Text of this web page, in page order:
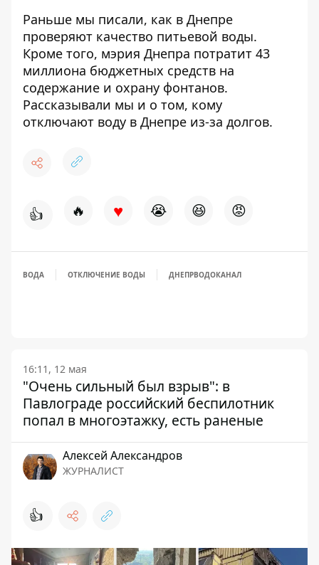
Раньше мы писали, как в Днепре
проверяют качество питьевой воды.
Кроме того, мэрия Днепра потратит 43
миллиона бюджетных средств на
содержание и охрану фонтанов.
Рассказывали мы и о том, кому
отключают воду в Днепре из-за долгов.
👍 🔥 ♥ 😭 😆 😡
ВОДА ОТКЛЮЧЕНИЕ ВОДЫ ДНЕПРВОДОКАНАЛ
16:11, 12 мая
"Очень сильный был взрыв": в
Павлограде российский беспилотник
попал в многоэтажку, есть раненые
Алексей Александров
ЖУРНАЛИСТ
👍